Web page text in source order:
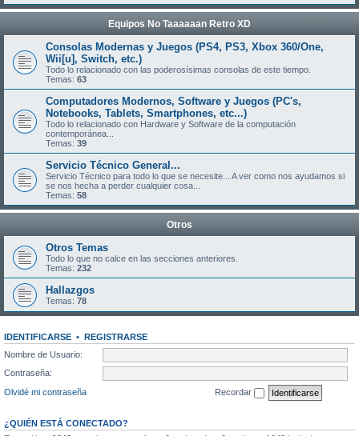
Equipos No Taaaaaan Retro XD
Consolas Modernas y Juegos (PS4, PS3, Xbox 360/One,
Wii[u], Switch, etc.)
Todo lo relacionado con las poderosísimas consolas de este tiempo.
Temas: 63
Computadores Modernos, Software y Juegos (PC's,
Notebooks, Tablets, Smartphones, etc...)
Todo lo relacionado con Hardware y Software de la computación
contemporánea...
Temas: 39
Servicio Técnico General...
Servicio Técnico para todo lo que se necesite... A ver como nos ayudamos si
se nos hecha a perder cualquier cosa...
Temas: 58
Otros
Otros Temas
Todo lo que no calce en las secciones anteriores.
Temas: 232
Hallazgos
Temas: 78
IDENTIFICARSE • REGISTRARSE
Nombre de Usuario:
Contraseña:
Olvidé mi contraseña
Recordar
¿QUIÉN ESTÁ CONECTADO?